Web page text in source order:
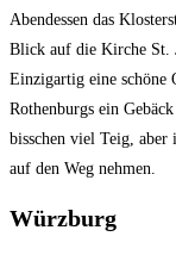
Abendessen das
Blick auf die Kirche St.
Einzigartig eine schöne
Rothenburgs ein
bisschen viel Teig,
auf den Weg nehmen.
Würzburg